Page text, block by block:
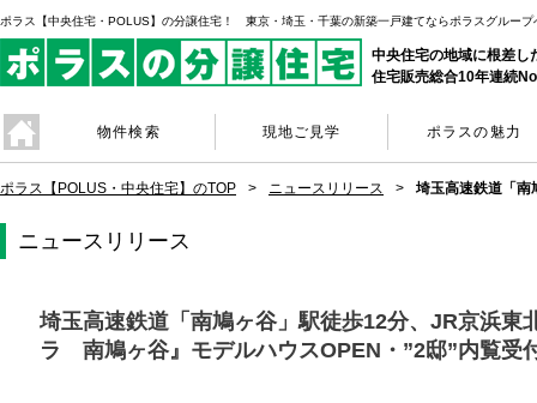
ポラス【中央住宅・POLUS】の分譲住宅！ 東京・埼玉・千葉の新築一戸建てならポラスグループ
中央住宅の地域に根差し
住宅販売総合10年連続
物件検索 現地ご見学 ポラスの魅力
ポラス【POLUS・中央住宅】のTOP ニュースリリース 埼玉高速鉄道「南
ニュースリリース
埼玉高速鉄道「南鳩ヶ谷」駅徒歩12分、JR京浜
ラ 南鳩ヶ谷』モデルハウスOPEN・”2邸”内覧受